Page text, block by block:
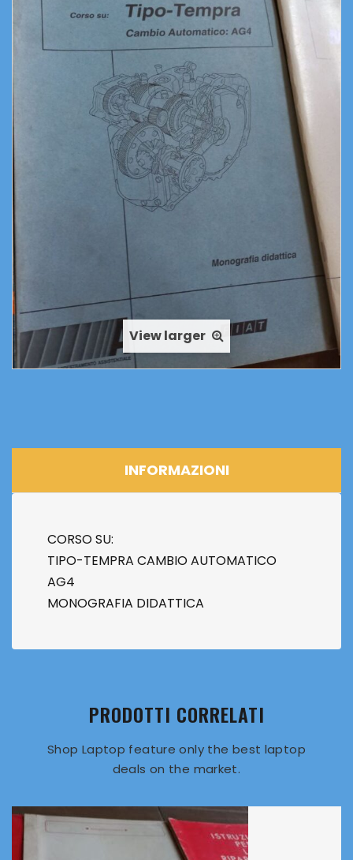
View larger
quantità
INFORMAZIONI
CORSO SU:
TIPO-TEMPRA CAMBIO AUTOMATICO
AG4
MONOGRAFIA DIDATTICA
PRODOTTI CORRELATI
Shop Laptop feature only the best laptop
deals on the market.